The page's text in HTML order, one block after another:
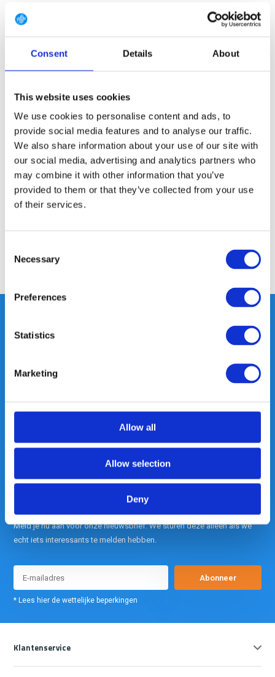
Consent Details About
This website uses cookies
We use cookies to personalise content and ads, to
provide social media features and to analyse our traffic.
We also share information about your use of our site with
our social media, advertising and analytics partners who
may combine it with other information that you’ve
provided to them or that they’ve collected from your use
of their services.
Selection
Necessary
Preferences
Statistics
Marketing
Allow all
Allow selection
Deny
op plate carrier, tactisch vest, tas, etc....
GRATIS LEVERING VANAF € 100
14 DAGEN RETOURTERMIJN
Productomschrijving
Specificaties
Out of the box met klanten meedenken
Meld je nu aan voor onze nieuwsbrief. We sturen deze alleen als we
echt iets interessants te melden hebben.
Abonneer
* Lees hier de wettelijke beperkingen
Klantenservice